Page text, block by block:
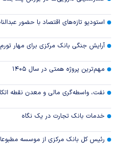
استودیو تازه‌های اقتصاد با حضور
آرایش جنگی بانک مرکزی برای مهار
مهم‌ترین پروژه همتی در سال ۱۴۰۵
نفت، واسطه‌گری مالی و معدن نقطه
خدمات بانک تجارت در یک نگاه
رئیس کل بانک مرکزی از موسسه